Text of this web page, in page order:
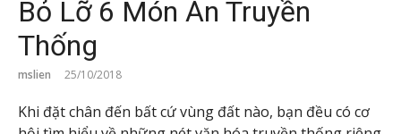
Bỏ Lỡ 6 Món Ăn Truyền
Thống
mslien 25/10/2018
Khi đặt chân đến bất cứ vùng đất nào, bạn đều có cơ